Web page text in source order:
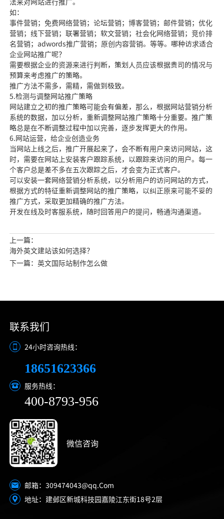
如：
事件营销；免费网络营销；论坛营销；博客营销；邮件营销；优化
营销；线下营销；联署营销；软文营销；社会化网络营销；竞价排
名营销；adwords推广营销；原创内容营销。等等。哪种访求适合
企业网站推广呢？
需要根据企业的资源来进行判断，策划人员应该根据贵司的情况与
预算来考虑推广的策略。
推广方法不需多，需精，需做到极致。
5.检测与调整网站推广策略
网站建立之初的推广策略可能会有偏差，那么，根据网站营销分析
系统的数据，加以分析，重新调整网站推广策略十分重要。推广策
略总是在不断调整过程中加以完善，逐步发挥更大的作用。
6.网站运营，给企业创造业务
当网站上线之后，推广开展起来了，会不断有用户来访问网站，这
时，需要在网站上安装客户跟踪系统，以跟踪来访问的用户。每一
个客户总是差不多在五次跟踪之后，才会变为正式客户。
可以安装一套网络营销分析系统，以分析用户的访问网站的方式，
根据方式的特征重新调整网站的推广策略，以纠正原来可能不妥的
推广方式，采取更加精确的推广方法。
开发在线及时客服系统，随时回答用户的提问，畅通沟通渠道。
上一篇：
海外英文建站该如何选择？
下一篇：英文国际站制作怎么做
联系我们
24小时咨询热线：
18651623366
服务热线：
400-8793-956
微信咨询
邮箱： 309474043@qq.Com
地址：建邺区新城科技园嘉陵江东街18号2层